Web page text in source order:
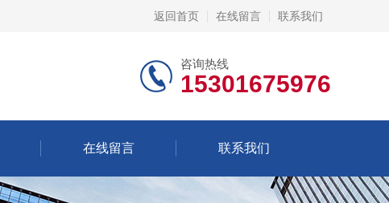
返回首页 在线留言 联系我们
咨询热线
15301675976
在线留言 联系我们